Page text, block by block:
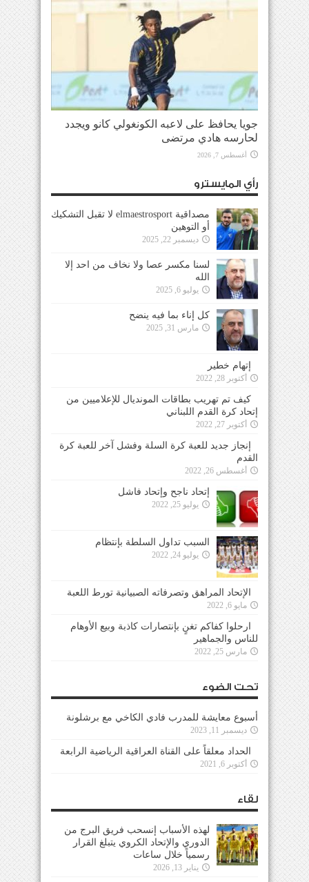
جويا يحافظ على لاعبه الكونغولي كانو ويجدد
لحارسه هادي مرتضى
أغسطس 7, 2026
رأي المايسترو
مصداقية elmaestrosport لا تقبل التشكيك
أو التوهين
ديسمبر 22, 2025
لسنا مكسر عصا ولا نخاف من احد إلا
الله
يوليو 6, 2025
كل إناء بما فيه ينضح
مارس 31, 2025
إتهام خطير
أكتوبر 28, 2022
كيف تم تهريب بطاقات المونديال للإعلاميين من
إتحاد كرة القدم اللبناني
أكتوبر 27, 2022
إنجاز جديد للعبة كرة السلة وفشل آخر للعبة كرة
القدم
أغسطس 26, 2022
إتحاد ناجح وإتحاد فاشل
يوليو 25, 2022
السبب تداول السلطة بإنتظام
يوليو 24, 2022
الإتحاد المراهق وتصرفاته الصبيانية تورط اللعبة
مايو 6, 2022
ارحلوا كفاكم تغنٍ بإنتصارات كاذبة وبيع الأوهام
للناس والجماهير
مارس 25, 2022
تحت الضوء
أسبوع معايشة للمدرب فادي الكاخي مع برشلونة
ديسمبر 11, 2023
الحداد معلقاً على القناة العراقية الرياضية الرابعة
أكتوبر 6, 2021
لقاء
لهذه الأسباب إنسحب فريق البرج من
الدوري والإتحاد الكروي يتبلغ القرار
رسمياً خلال ساعات
يناير 13, 2026